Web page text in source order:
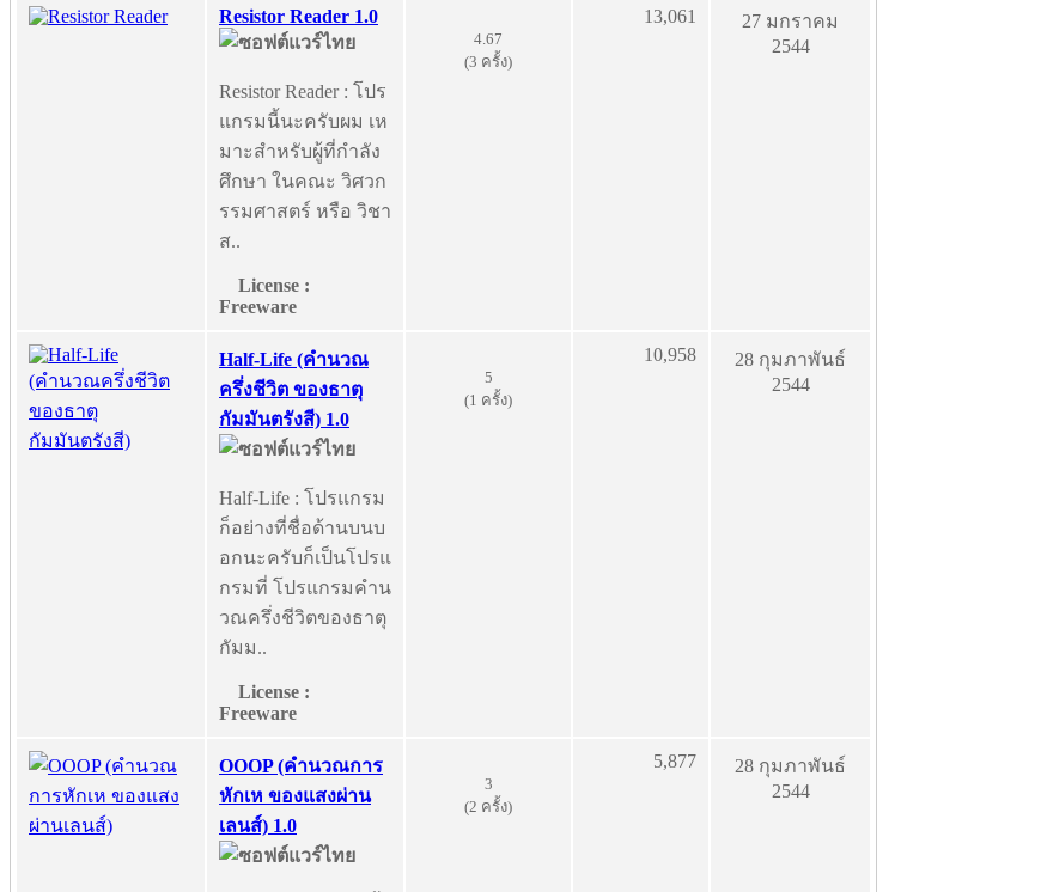
Resistor Reader 1.0
Resistor Reader : โปร
แกรมนี้นะครับผม เห
มาะสำหรับผู้ที่กำลัง
ศึกษา ในคณะ วิศวก
รรมศาสตร์ หรือ วิชา
ส..
License :
Freeware
4.67
(3 ครั้ง)
13,061
27 มกราคม
2544
Half-Life (คำนวณ
ครึ่งชีวิต ของธาตุ
กัมมันตรังสี) 1.0
Half-Life : โปรแกรม
ก็อย่างที่ชื่อด้านบนบ
อกนะครับก็เป็นโปรแ
กรมที่ โปรแกรมคำน
วณครึ่งชีวิตของธาตุ
กัมม..
License :
Freeware
5
(1 ครั้ง)
10,958
28 กุมภาพันธ์
2544
OOOP (คำนวณการ
หักเห ของแสงผ่าน
เลนส์) 1.0
3
(2 ครั้ง)
5,877
28 กุมภาพันธ์
2544